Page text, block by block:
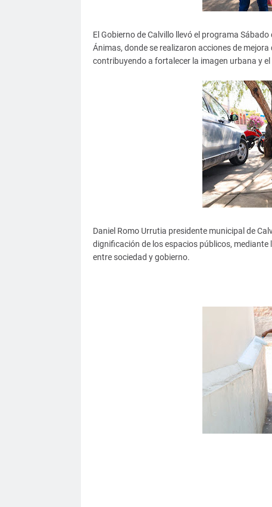
El Gobierno de Calvillo llevó el programa
Ánimas, donde se realizaron acciones de
contribuyendo a fortalecer la imagen urbana y
Daniel Romo Urrutia presidente municipal de
dignificación de los espacios públicos,
entre sociedad y gobierno.